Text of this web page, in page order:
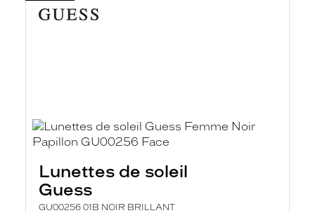
Lunettes de soleil
Guess
GU00256 01B NOIR BRILLANT